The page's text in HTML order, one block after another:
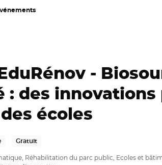
-
: des innovations
écoles
Gratuit
Réhabilitation du parc public, Ecoles et